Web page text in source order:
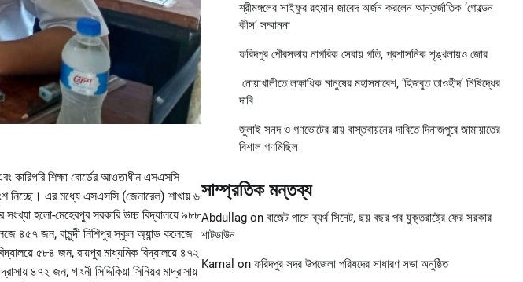
কারিগরি শিক্ষা বোর্ডের আওতাধীন এসএসসি
নিচ্ছে। এর মধ্যে এসএসসি (জেনারেল) শাখায় ৬
সংখ্যা হলো-মেহেরপুর সরকারি উচ্চ বিদ্যালয়ে ৯৮৮
৪৫৭ জন, বামুন্দী নিশিপুর স্কুল অ্যান্ড কলেজে
৫৮৪ জন, রায়পুর মাধ্যমিক বিদ্যালয়ে ৪৭২
৪৭২ জন, গাংনী সিদ্দিকিয়া সিনিয়র মাদ্রাসায়
শ্রীমঙ্গলের সাইফুর রহমান জাবেদ অর্জন করলেন আন্তর্জাতিক ‘গোল্ডেন
কীস’ সম্মাননা
ফরিদপুর পৌরসভায় নাগরিক সেবায় গতি, প্রশাসনিক শৃঙ্খলায়ও জোর
নোয়াখালীতে লক্ষাধিক মানুষের মহাসমাবেশ, ‘হিজবুত তাওহীদ’ নিষিদ্ধের
দাবি
জুলাই সনদ ও গণভোটের রায় বাস্তবায়নের দাবিতে দিনাজপুরে জামায়াতের
বিশাল গণমিছিল
সাম্প্রতিক মন্তব্য
Abdullagon বাজেট পাসে ব্যর্থ সিনেট, ছয় বছর পর যুক্তরাষ্ট্রে ফের সরকার
শাটডাউন
Kamal on ফরিদপুর সদর উপজেলা পরিষদের সাধারণ সভা অনুষ্ঠিত